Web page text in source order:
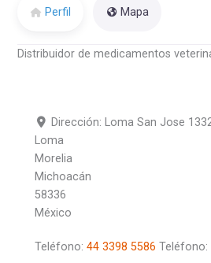
Perfil Mapa
Distribuidor de medicamentos
Dirección: Loma San Jose
Loma
Morelia
Michoacán
58336
México
Teléfono: 44 3398 5586 Teléfono: